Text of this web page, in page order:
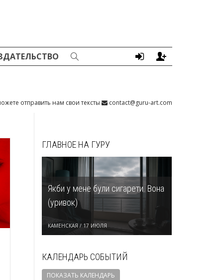
отправить нам свои тексты contact@guru-art.com
ГЛАВНОЕ НА ГУРУ
Якби у мене були сигарети. Вона
(уривок)
КАМЕНСКАЯ / 17 ИЮЛЯ
КАЛЕНДАРЬ СОБЫТИЙ
ПОКАЗАТЬ КАЛЕНДАРЬ